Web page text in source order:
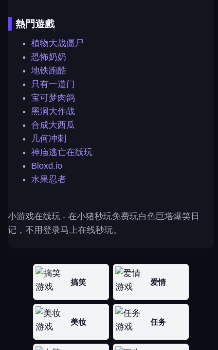
熱門遊戲
植物大战僵尸
恐怖奶奶
地铁跑酷
只有一道门
宝可梦肉鸽
黑洞大作战
合成大西瓜
几何冲刺
神庙逃亡在线玩
Bloxd.io
水果忍者
小游戏在线玩 - 在小猪秒玩免费玩白色巨塔爆笑日
记，不用登录马上在线秒玩。
搞笑 爱情
美妆 任务